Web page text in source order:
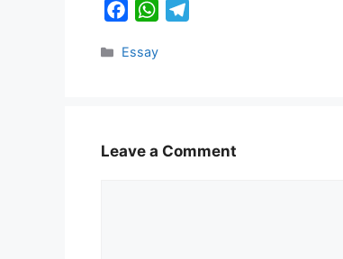
c
o
W
p
a
Categories
Essay
Leave a Comment